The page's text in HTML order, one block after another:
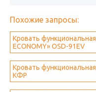
Похожие запросы:
Кровать
ECONOMY» OSD-91EV
Кровать
КФР